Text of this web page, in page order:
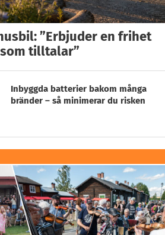
”Erbjuder en frihet
tilltalar”
Inbyggda batterier bakom många
bränder – så minimerar du risken